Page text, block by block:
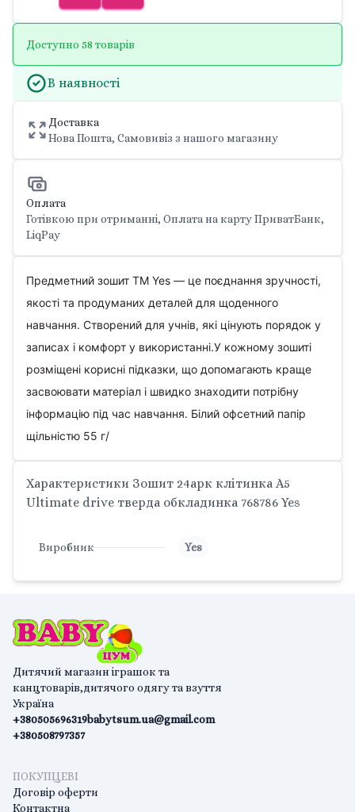
Доступно 58 товарів
В наявності
Доставка
Нова Пошта, Самовивіз з нашого магазину
Оплата
Готівкою при отриманні, Оплата на карту ПриватБанк,
LiqPay
Предметний зошит ТМ Yes — це поєднання зручності,
якості та продуманих деталей для щоденного
навчання. Створений для учнів, які цінують порядок у
записах і комфорт у використанні.У кожному зошиті
розміщені корисні підказки, що допомагають краще
засвоювати матеріал і швидко знаходити потрібну
інформацію під час навчання. Білий офсетний папір
щільністю 55 г/
Характеристики Зошит 24арк клітинка A5
Ultimate drive тверда обкладинка 768786 Yes
Виробник Yes
Дитячий магазин іграшок та
канцтоварів,дитячого одягу та взуття
Україна
+380505696319
+380508797357
babytsum.ua@gmail.com
ПОКУПЦЕВІ
Договір оферти
Контактна